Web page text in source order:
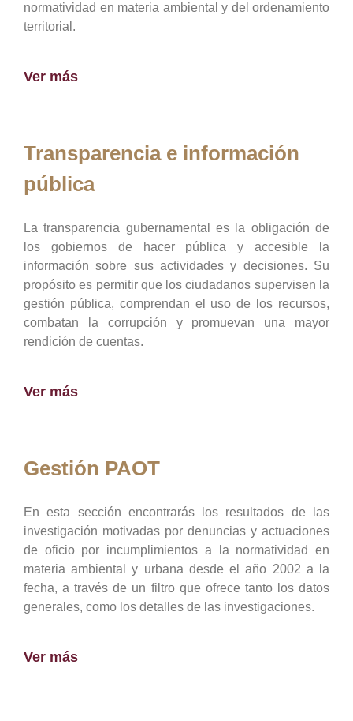
normatividad en materia ambiental y del ordenamiento
territorial.
Ver más
Transparencia e información
pública
La transparencia gubernamental es la obligación de
los gobiernos de hacer pública y accesible la
información sobre sus actividades y decisiones. Su
propósito es permitir que los ciudadanos supervisen la
gestión pública, comprendan el uso de los recursos,
combatan la corrupción y promuevan una mayor
rendición de cuentas.
Ver más
Gestión PAOT
En esta sección encontrarás los resultados de las
investigación motivadas por denuncias y actuaciones
de oficio por incumplimientos a la normatividad en
materia ambiental y urbana desde el año 2002 a la
fecha, a través de un filtro que ofrece tanto los datos
generales, como los detalles de las investigaciones.
Ver más